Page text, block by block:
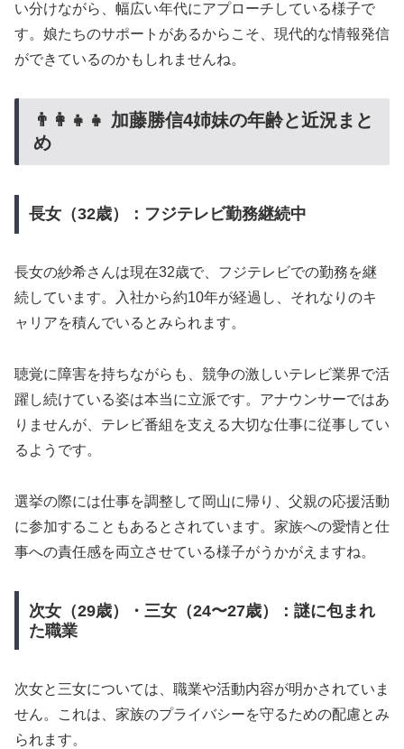
い分けながら、幅広い年代にアプローチしている様子で
す。娘たちのサポートがあるからこそ、現代的な情報発信
ができているのかもしれませんね。
👨‍👩‍👧‍👧 加藤勝信4姉妹の年齢と近況まと
め
長女（32歳）：フジテレビ勤務継続中
長女の紗希さんは現在32歳で、フジテレビでの勤務を継
続しています。入社から約10年が経過し、それなりのキ
ャリアを積んでいるとみられます。
聴覚に障害を持ちながらも、競争の激しいテレビ業界で活
躍し続けている姿は本当に立派です。アナウンサーではあ
りませんが、テレビ番組を支える大切な仕事に従事してい
るようです。
選挙の際には仕事を調整して岡山に帰り、父親の応援活動
に参加することもあるとされています。家族への愛情と仕
事への責任感を両立させている様子がうかがえますね。
次女（29歳）・三女（24〜27歳）：謎に包まれ
た職業
次女と三女については、職業や活動内容が明かされていま
せん。これは、家族のプライバシーを守るための配慮とみ
られます。